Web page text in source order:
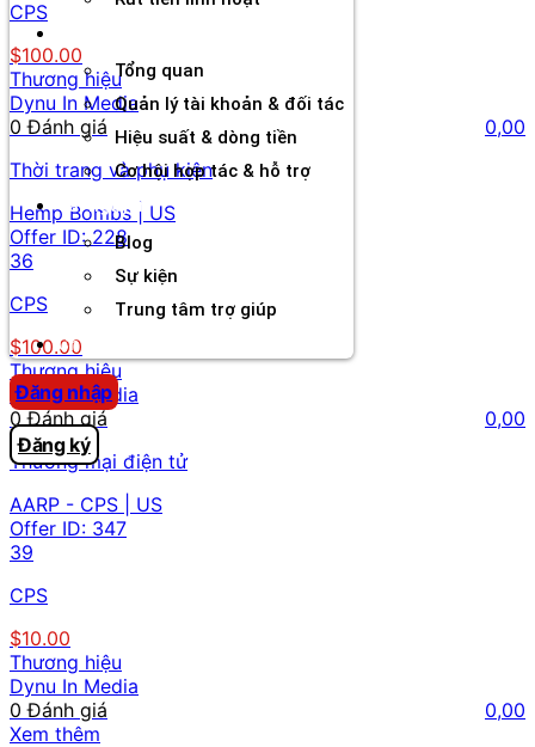
Tổng quan
Quản lý tài khoản & đối tác
Hiệu suất & dòng tiền
Cơ hội hợp tác & hỗ trợ
Tài nguyên
Blog
Sự kiện
Trung tâm trợ giúp
Chương Trình Creator
Đăng nhập
Đăng ký
CPS
$100.00
Thương hiệu
Dynu In Media
0 Đánh giá
0,00
Thời trang và phụ kiện
Hemp Bombs | US
Offer ID: 228
36
CPS
$100.00
Thương hiệu
Dynu In Media
0 Đánh giá
0,00
Thương mại điện tử
AARP - CPS | US
Offer ID: 347
39
CPS
$10.00
Thương hiệu
Dynu In Media
0 Đánh giá
0,00
Xem thêm